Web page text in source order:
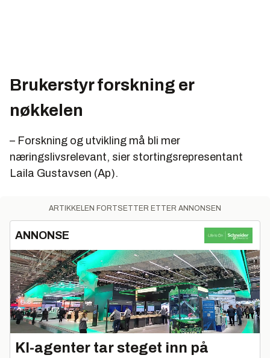
Brukerstyr forskning er
nøkkelen
– Forskning og utvikling må bli mer
næringslivsrelevant, sier stortingsrepresentant
Laila Gustavsen (Ap).
ARTIKKELEN FORTSETTER ETTER ANNONSEN
ANNONSE
KI-agenter tar steget inn på